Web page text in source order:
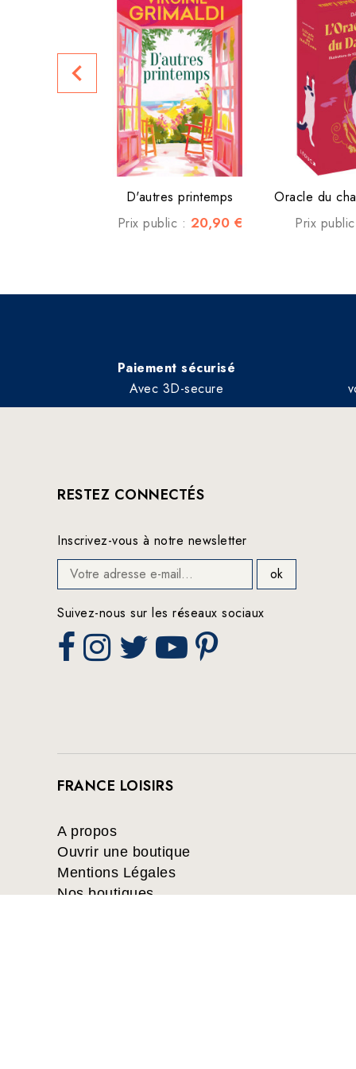
D'autres printemps
Prix public : 20,90 € Prix
navigate_before
Paiement sécurisé
Avec 3D-secure
RESTEZ CONNECTÉS
Inscrivez-vous à notre newsletter
Suivez-nous sur les réseaux sociaux
FRANCE LOISIRS
A propos
Ouvrir une boutique
Mentions Légales
Nos boutiques